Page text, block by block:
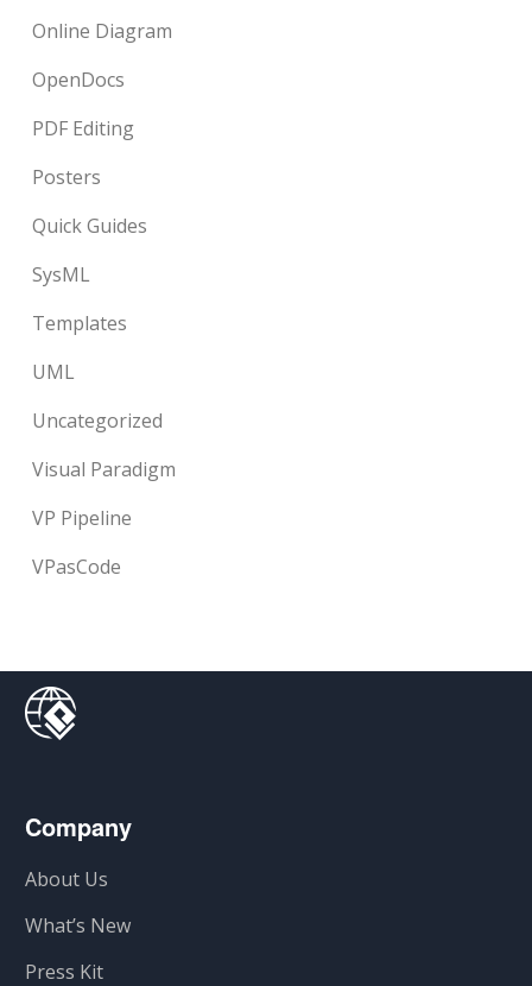
Online Diagram
OpenDocs
PDF Editing
Posters
Quick Guides
SysML
Templates
UML
Uncategorized
Visual Paradigm
VP Pipeline
VPasCode
Company
About Us
What’s New
Press Kit